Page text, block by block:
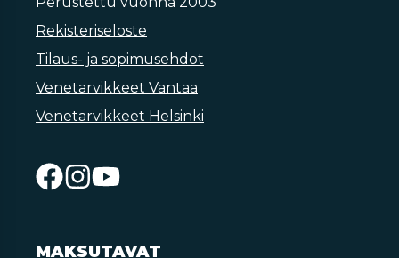
Rekisteriseloste
Tilaus- ja sopimusehdot
Venetarvikkeet Vantaa
Venetarvikkeet Helsinki
MAKSUTAVAT